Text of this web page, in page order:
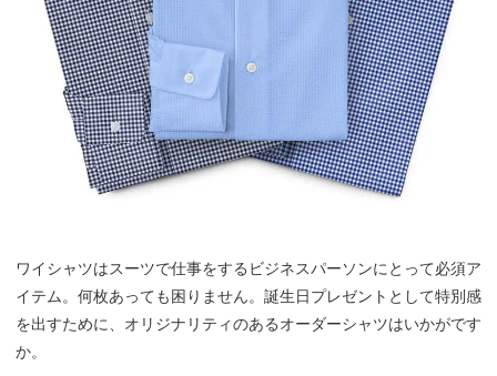
ワイシャツはスーツで仕事をするビジネスパーソンにとって必須ア
イテム。何枚あっても困りません。誕生日プレゼントとして特別感
を出すために、オリジナリティのあるオーダーシャツはいかがです
か。